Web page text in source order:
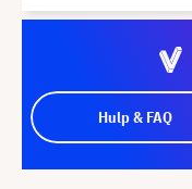
Hulp & FAQ